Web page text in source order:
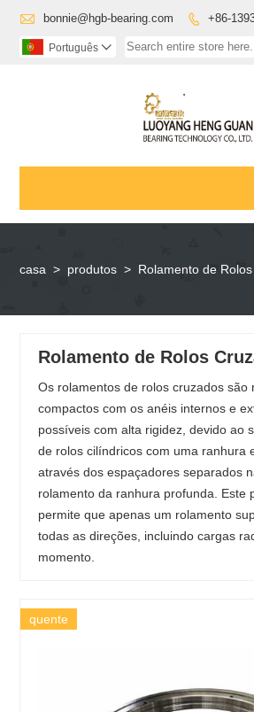
 bonnie@hgb-bearing.com  +86-
Português 
casa > produtos > Rolamento de
Rolamento de Rolos
Os rolamentos de rolos cruzados são
compactos com os anéis internos e
possíveis com alta rigidez, devido ao
de rolos cilíndricos com uma ranhura
através dos espaçadores separados
rolamento da ranhura profunda. Este
permite que apenas um rolamento
todas as direções, incluindo cargas
momento.
quente